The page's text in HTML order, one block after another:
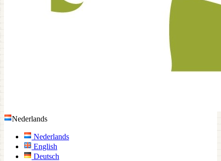
Nederlands
Nederlands
English
Deutsch